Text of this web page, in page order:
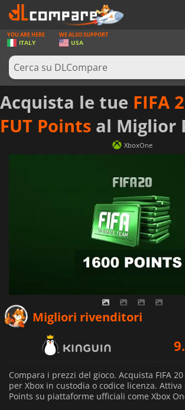
GIOCHI
PREPAGATE
SOFTWARE
REWARDS
HARDWARE
YOU ARE HERE
ITALY
WE ALSO SUPPORT
USA
Acquista le tue FIFA
FUT Points al Miglior
XboxOne
Migliori rivenditori
Compara i prezzi del gioco. Acquista FIFA 20
per Xbox in custodia o codice licenza. Attiva
Points su piattaforme ufficiali come Xbox